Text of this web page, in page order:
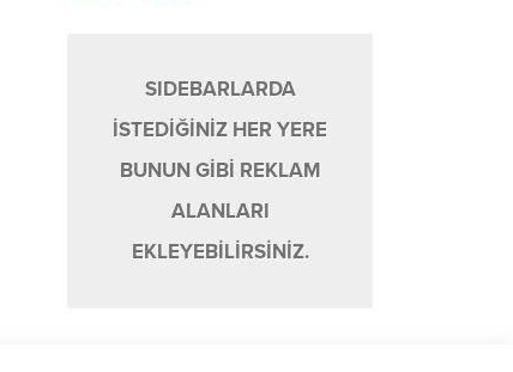
SIDEBARLARDA
İSTEDİĞİNİZ HER YERE
BUNUN GİBİ REKLAM
ALANLARI
EKLEYEBİLİRSİNİZ.